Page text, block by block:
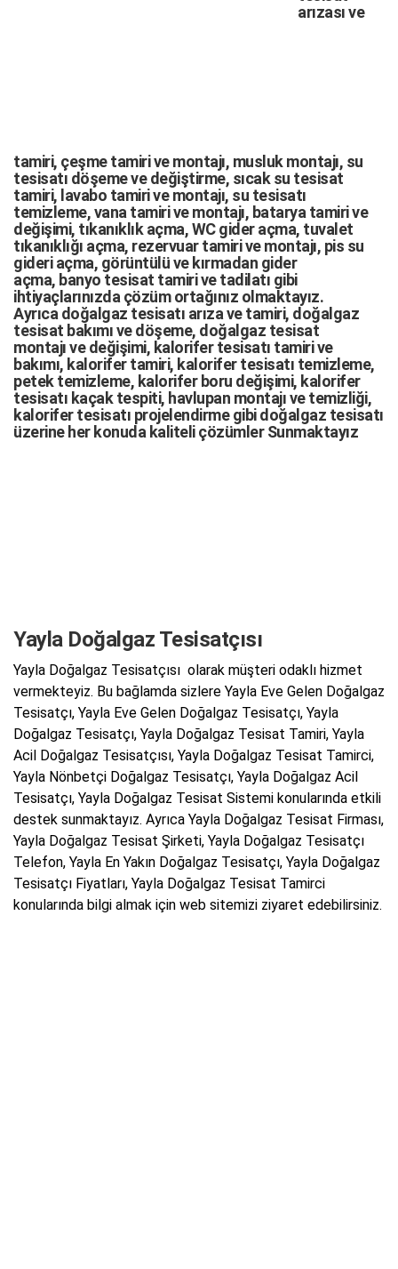
arızasıve
tamiri, çeşme tamirivemontajı, musluk montajı, su
tesisatı döşemeve değiştirme, sıcak su tesisat
tamiri, lavabo tamirivemontajı, su tesisatı
temizleme,vana tamirivemontajı, batarya tamirive
değişimi, tıkanıklık açma,WC gider açma, tuvalet
tıkanıklığı açma, rezervuar tamirive montajı, pis su
gideri açma, görüntülü ve kırmadan gider
açma, banyo tesisat tamirivetadilatı gibi
ihtiyaçlarınızda çözüm ortağınız olmaktayız.
Ayrıca doğalgaz tesisatı arızave tamiri, doğalgaz
tesisat bakımıve döşeme, doğalgaz tesisat
montajıve değişimi, kalorifer tesisatı tamiri ve
bakımı, kalorifer tamiri, kalorifer tesisatı temizleme,
petek temizleme, kalorifer boru değişimi, kalorifer
tesisatı kaçak tespiti, havlupan montajı ve temizliği,
kalorifer tesisatı projelendirme gibi d oğalgaz tesisatı
üzerine her konuda kaliteli çözümler Sunmaktayız
Yayla Doğalgaz Tesisatçısı
Yayla Doğalgaz Tesisatçısı olarak müşteri odaklı hizmet
vermekteyiz. Bu bağlamda sizlere Yayla Eve Gelen Doğalgaz
Tesisatçı, Yayla Eve Gelen Doğalgaz Tesisatçı, Yayla
Doğalgaz Tesisatçı, Yayla Doğalgaz Tesisat Tamiri, Yayla
Acil Doğalgaz Tesisatçısı, Yayla Doğalgaz Tesisat Tamirci,
Yayla Nönbetçi Doğalgaz Tesisatçı, Yayla Doğalgaz Acil
Tesisatçı, Yayla Doğalgaz Tesisat Sistemi konularında etkili
destek sunmaktayız. Ayrıca Yayla Doğalgaz Tesisat Firması,
Yayla Doğalgaz Tesisat Şirketi, Yayla Doğalgaz Tesisatçı
Telefon, Yayla En Yakın Doğalgaz Tesisatçı, Yayla Doğalgaz
Tesisatçı Fiyatları, Yayla Doğalgaz Tesisat Tamirci
konularında bilgi almak için web sitemizi ziyaret edebilirsiniz.